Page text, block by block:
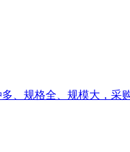
、规格全、规模大，采